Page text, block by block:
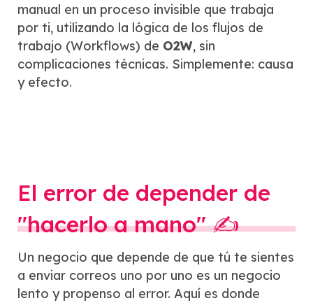
manual en un proceso invisible que trabaja
por ti, utilizando la lógica de los flujos de
trabajo (Workflows) de O2W, sin
complicaciones técnicas. Simplemente: causa
y efecto.
El error de depender de
"hacerlo a mano" ✍️
Un negocio que depende de que tú te sientes
a enviar correos uno por uno es un negocio
lento y propenso al error. Aquí es donde